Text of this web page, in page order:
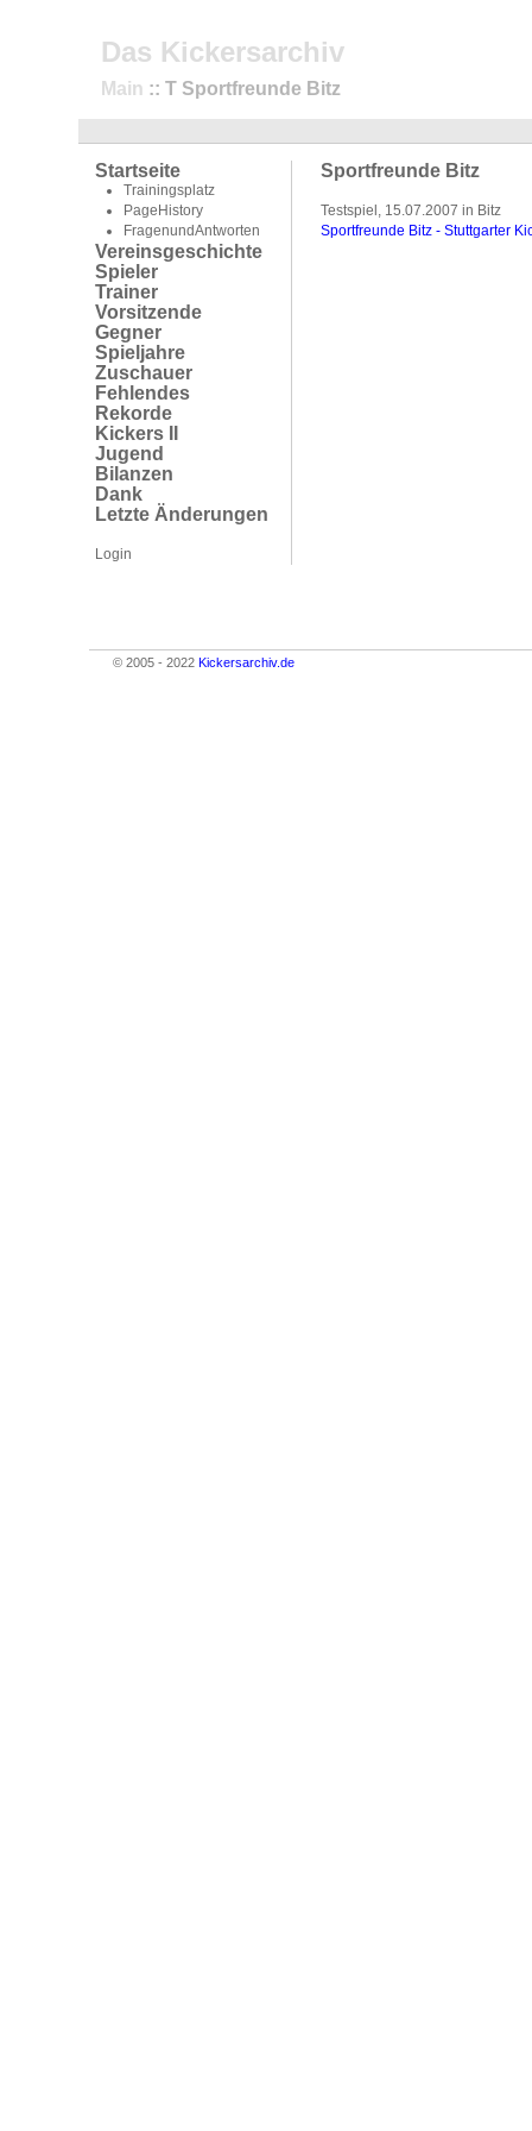
Das Kickersarchiv
Main :: T Sportfreunde Bitz
Startseite
Trainingsplatz
PageHistory
FragenundAntworten
Vereinsgeschichte
Spieler
Trainer
Vorsitzende
Gegner
Spieljahre
Zuschauer
Fehlendes
Rekorde
Kickers II
Jugend
Bilanzen
Dank
Letzte Änderungen
Login
Sportfreunde Bitz
Testspiel, 15.07.2007 in Bitz
Sportfreunde Bitz - Stuttgarter
© 2005 - 2022 Kickersarchiv.de